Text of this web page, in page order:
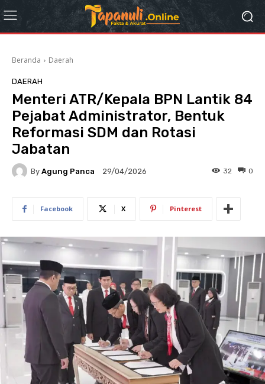
Beranda Daerah
DAERAH
Menteri ATR/Kepala BPN Lantik 84
Pejabat Administrator, Bentuk
Reformasi SDM dan Rotasi
Jabatan
By Agung Panca 29/04/2026 0
32
Facebook X Pinterest